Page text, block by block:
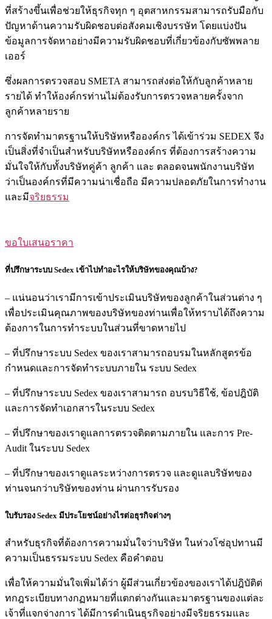
ที่สร้างขึ้นเพื่อช่วยให้ธุรกิจทุก ๆ อุตสาหกรรมสามารถรับมือกับ
ปัญหาด้านความรับผิดชอบต่อสังคมเชิงบรรษัท โดยแบ่งปัน
ข้อมูลการจัดหาอย่างมีความรับผิดชอบที่เกี่ยวข้องกับซัพพลาย
เออร์
ซึ่งผลการตรวจสอบ SMETA สามารถส่งต่อให้กับลูกค้าหลาย
รายได้ ทำให้องค์กรท่านไม่ต้องรับการตรวจหลายครั้งจาก
ลูกค้าหลายราย
การจัดทำมาตรฐานให้บริษัทหรือองค์กร ได้เข้าร่วม SEDEX จึง
เป็นสิ่งที่จำเป็นสำหรับบริษัทหรือองค์กร ที่ต้องการสร้างความ
มั่นใจให้กับทั้งบริษัทคู่ค้า ลูกค้า และ ตลอดจนพนักงานบริษัท
ว่าเป็นองค์กรที่มีความน่าเชื่อถือ มีความปลอดภัยในการทำงาน
และมีจริยธรรม
ขอใบเสนอราคา
ที่ปรึกษาระบบ Sedex เข้าไปทำอะไรให้บริษัทของคุณบ้าง?
– แน่นอนว่าเรามีการเข้าประเมินบริษัทของลูกค้าในส่วนต่าง ๆ
เพื่อประเมินคุณภาพของบริษัทของท่านเพื่อให้ทราบได้ถึงความ
ต้องการในการทำระบบในส่วนที่ขาดหายไป
– ที่ปรึกษาระบบ Sedex ของเราสามารถอบรมในหลักสูตรข้อ
กำหนดและการจัดทำระบบภายใน ระบบ Sedex
– ที่ปรึกษาระบบ Sedex ของเราสามารถ อบรบวิธีใช้, ข้อปฎิบัติ
และการจัดทำเอกสารในระบบ Sedex
– ที่ปรึกษาของเราดูแลการตรวจติดตามภายใน และการ Pre-
Audit ในระบบ Sedex
– ที่ปรึกษาของเราดูแลระหว่างการตรวจ และดูแลบริษัทของ
ท่านจนกว่าบริษัทของท่าน ผ่านการรับรอง
ใบรับรอง Sedex มีประโยชน์อย่างไรต่อธุรกิจต่างๆ
สำหรับธุรกิจที่ต้องการความมั่นใจว่าบริษัท ในห่วงโซ่อุปทานมี
ความเป็นธรรมระบบ Sedex คือคำตอบ
เพื่อให้ความมั่นใจเพิ่มได้ว่า ผู้มีส่วนเกี่ยวข้องของเราได้ปฎิบัติต่
ทกฎระเบียบทางกฏหมายที่แตกต่างกันและมาตรฐานของแต่ละ
เจ้าที่แจกจ่างการ ได้มีการดำเนินธุรกิจอย่างมีจริยธรรมและ